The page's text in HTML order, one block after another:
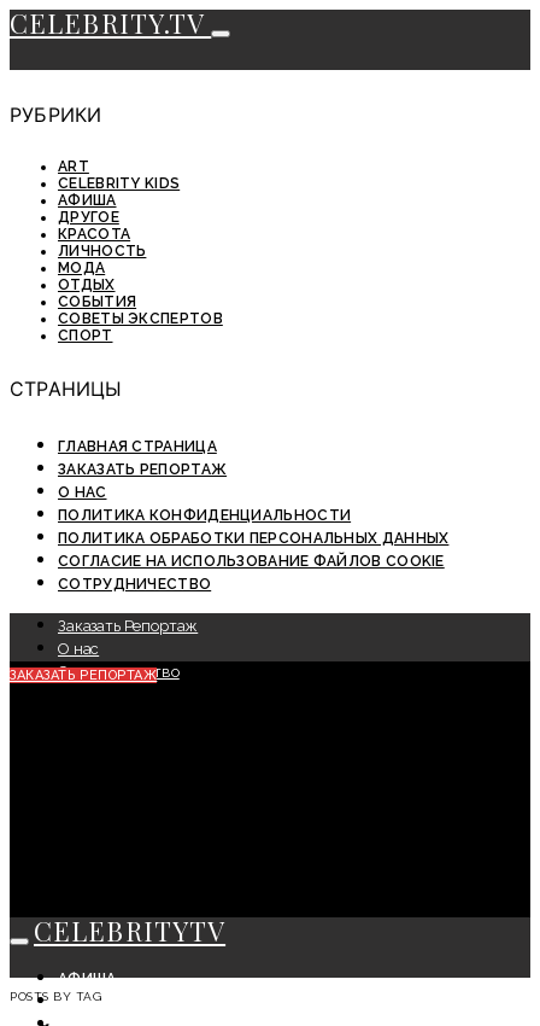
CELEBRITY.TV
РУБРИКИ
ART
CELEBRITY KIDS
АФИША
ДРУГОЕ
КРАСОТА
ЛИЧНОСТЬ
МОДА
ОТДЫХ
СОБЫТИЯ
СОВЕТЫ ЭКСПЕРТОВ
СПОРТ
СТРАНИЦЫ
ГЛАВНАЯ СТРАНИЦА
ЗАКАЗАТЬ РЕПОРТАЖ
О НАС
ПОЛИТИКА КОНФИДЕНЦИАЛЬНОСТИ
ПОЛИТИКА ОБРАБОТКИ ПЕРСОНАЛЬНЫХ ДАННЫХ
СОГЛАСИЕ НА ИСПОЛЬЗОВАНИЕ ФАЙЛОВ COOKIE
СОТРУДНИЧЕСТВО
Заказать Репортаж
О нас
Сотрудничество
ЗАКАЗАТЬ РЕПОРТАЖ
CELEBRITYTV
АФИША
СОБЫТИЯ
POSTS BY TAG